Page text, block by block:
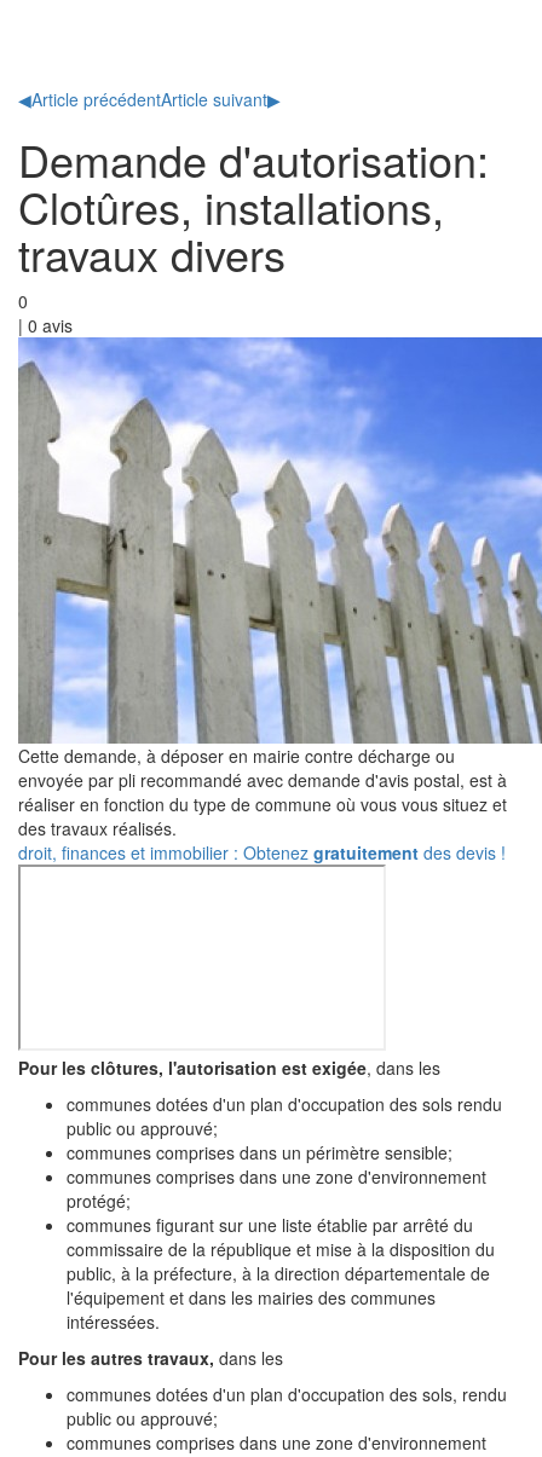
◀Article précédentArticle suivant▶
Demande d'autorisation:
Clotûres, installations,
travaux divers
0
| 0 avis
Cette demande, à déposer en mairie contre décharge ou
envoyée par pli recommandé avec demande d'avis postal, est à
réaliser en fonction du type de commune où vous vous situez et
des travaux réalisés.
droit, finances et immobilier : Obtenez gratuitement des devis !
Pour les clôtures, l'autorisation est exigée, dans les
communes dotées d'un plan d'occupation des sols rendu
public ou approuvé;
communes comprises dans un périmètre sensible;
communes comprises dans une zone d'environnement
protégé;
communes figurant sur une liste établie par arrêté du
commissaire de la république et mise à la disposition du
public, à la préfecture, à la direction départementale de
l'équipement et dans les mairies des communes
intéressées.
Pour les autres travaux, dans les
communes dotées d'un plan d'occupation des sols, rendu
public ou approuvé;
communes comprises dans une zone d'environnement